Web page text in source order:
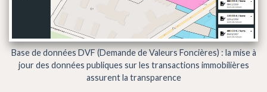
Base de données DVF (Demande de Valeurs Foncières) : la mise à
jour des données publiques sur les transactions immobilières
assurent la transparence